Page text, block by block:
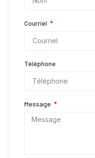
Courriel
Téléphone
Message